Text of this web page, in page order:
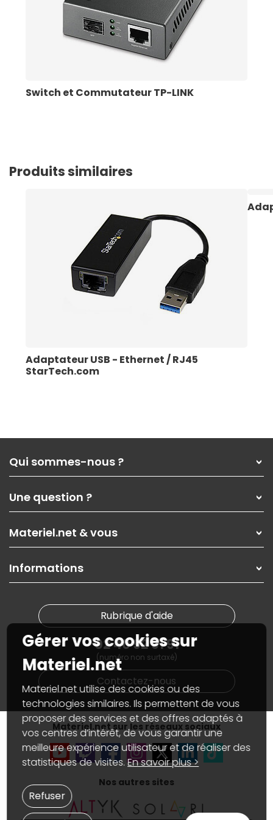
Switch et Commutateur TP-LINK
Produits similaires
Adaptateur USB - Ethernet / RJ45
StarTech.com
Qui sommes-nous ?
Nos services
Les magasins Materiel.net
Nos solutions pour les pros
Contactez-nous
Une question ?
Paiement, livraison
Garanties,Pack Zen
SAV, demander un retour
Informations
Materiel.net & vous
On rachète votre carte graphique
PC sur mesure : Votre RDV personnalisé
Materiel.net recrute
Notre programme d'affiliation
Partenariat & Sponsoring
Informations
Nos marques
Conditions générales de vente
Marketplace
Informations légales
Données personnellesetcookies
Gérer vos cookies
Accessibilité : non conforme
Rubrique d'aide
02 40 92 91 91
(numéro non surtaxé)
Contactez-nous
Materiel.net sur les réseaux sociaux
Nos autres sites
Gérer vos cookies sur
Materiel.net
Materiel.net utilise des cookies ou des
technologies similaires. Ils permettent de vous
proposer des services et des offres adaptés à
vos centres d’intérêt, de vous garantir une
meilleure expérience utilisateur et de réaliser des
statistiques de visites.En savoir plus >
Refuser